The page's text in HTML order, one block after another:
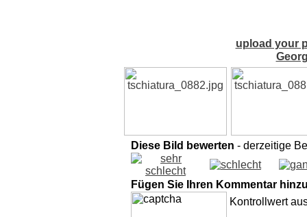
upload your
Diese Bild bewerten - derzeitige
Fügen Sie Ihren Kommentar
Kontrollwert